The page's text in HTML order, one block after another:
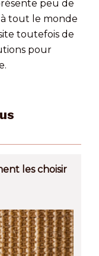
peu de
tout le monde
toutefois de
pour
les choisir